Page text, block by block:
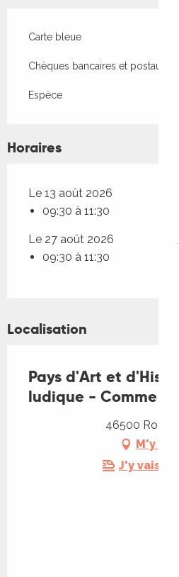
Carte bleue
Chèques bancaires et postaux
Espèce
Horaires
Le 13 août 2026
09:30 à 11:30
Le 27 août 2026
09:30 à 11:30
Localisation
Pays d'Art et
ludique - Comme
46500
M'y
J'y vais en